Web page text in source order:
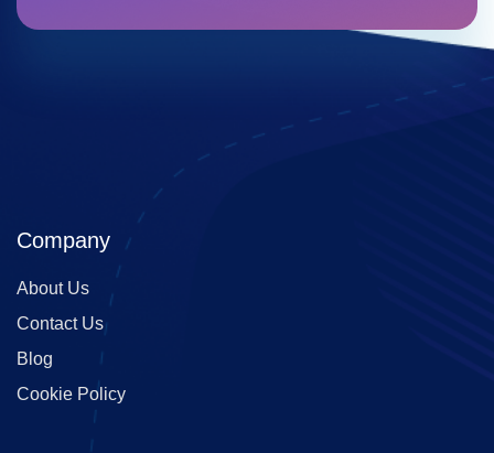
Company
About Us
Contact Us
Blog
Cookie Policy